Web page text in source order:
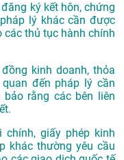
ký kết hôn, chứng
lý khác cần được
thủ tục hành chính
kinh doanh, thỏa
đến pháp lý cần
rằng các bên liên
giấy phép kinh
khác thường yêu cầu